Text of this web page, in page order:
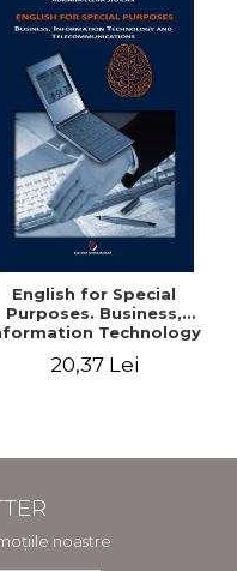
English for Special
Purposes. Business,
Technology
- Adriana-Elena Stoican
20,37 Lei
noastre